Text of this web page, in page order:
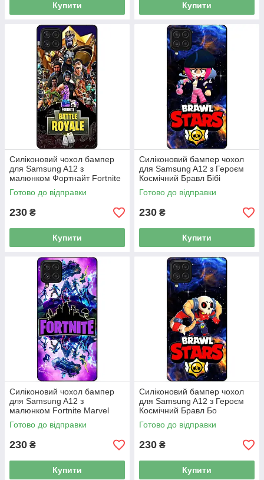
Купити Купити
Силіконовий чохол бампер
для Samsung A12 з
малюнком Фортнайт Fortnite
Готово до відправки
230 ₴
Купити
Силіконовий бампер чохол
для Samsung A12 з Героєм
Космічний Бравл Бібі
Готово до відправки
230 ₴
Купити
Силіконовий чохол бампер
для Samsung A12 з
малюнком Fortnite Marvel
Фортнайт Марвел
Готово до відправки
230 ₴
Купити
Силіконовий бампер чохол
для Samsung A12 з Героєм
Космічний Бравл Бо
Готово до відправки
230 ₴
Купити